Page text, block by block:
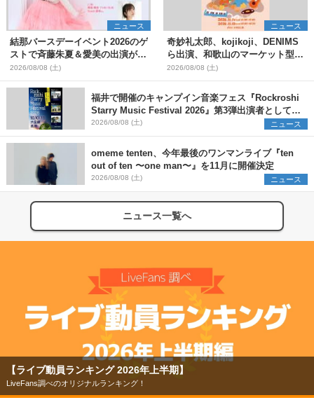
ニュース
結那バースデーイベント2026のゲ
ストで斉藤朱夏＆愛美の出演が決
定
2026/08/08 (土)
ニュース
奇妙礼太郎、kojikoji、DENIMS
ら出演、和歌山のマーケット型野
外イベント『PICNIC JAM
2026』早割チケット発売開始
2026/08/08 (土)
福井で開催のキャンプイン音楽フェス『Rockroshi
Starry Music Festival 2026』第3弾出演者として
SCOOBIE DO、かりゆし58、Reiを発表
2026/08/08 (土) ニュース
omeme tenten、今年最後のワンマンライブ『ten
out of ten 〜one man〜』を11月に開催決定
2026/08/08 (土) ニュース
ニュース一覧へ
【ライブ動員ランキング 2026年上半期】
LiveFans調べのオリジナルランキング！